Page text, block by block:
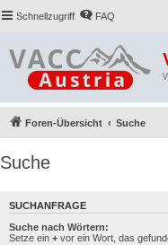
Schnellzugriff FAQ
Foren-Übersicht Suche
Suche
SUCHANFRAGE
Suche nach Wörtern:
Setze ein + vor ein Wort, das